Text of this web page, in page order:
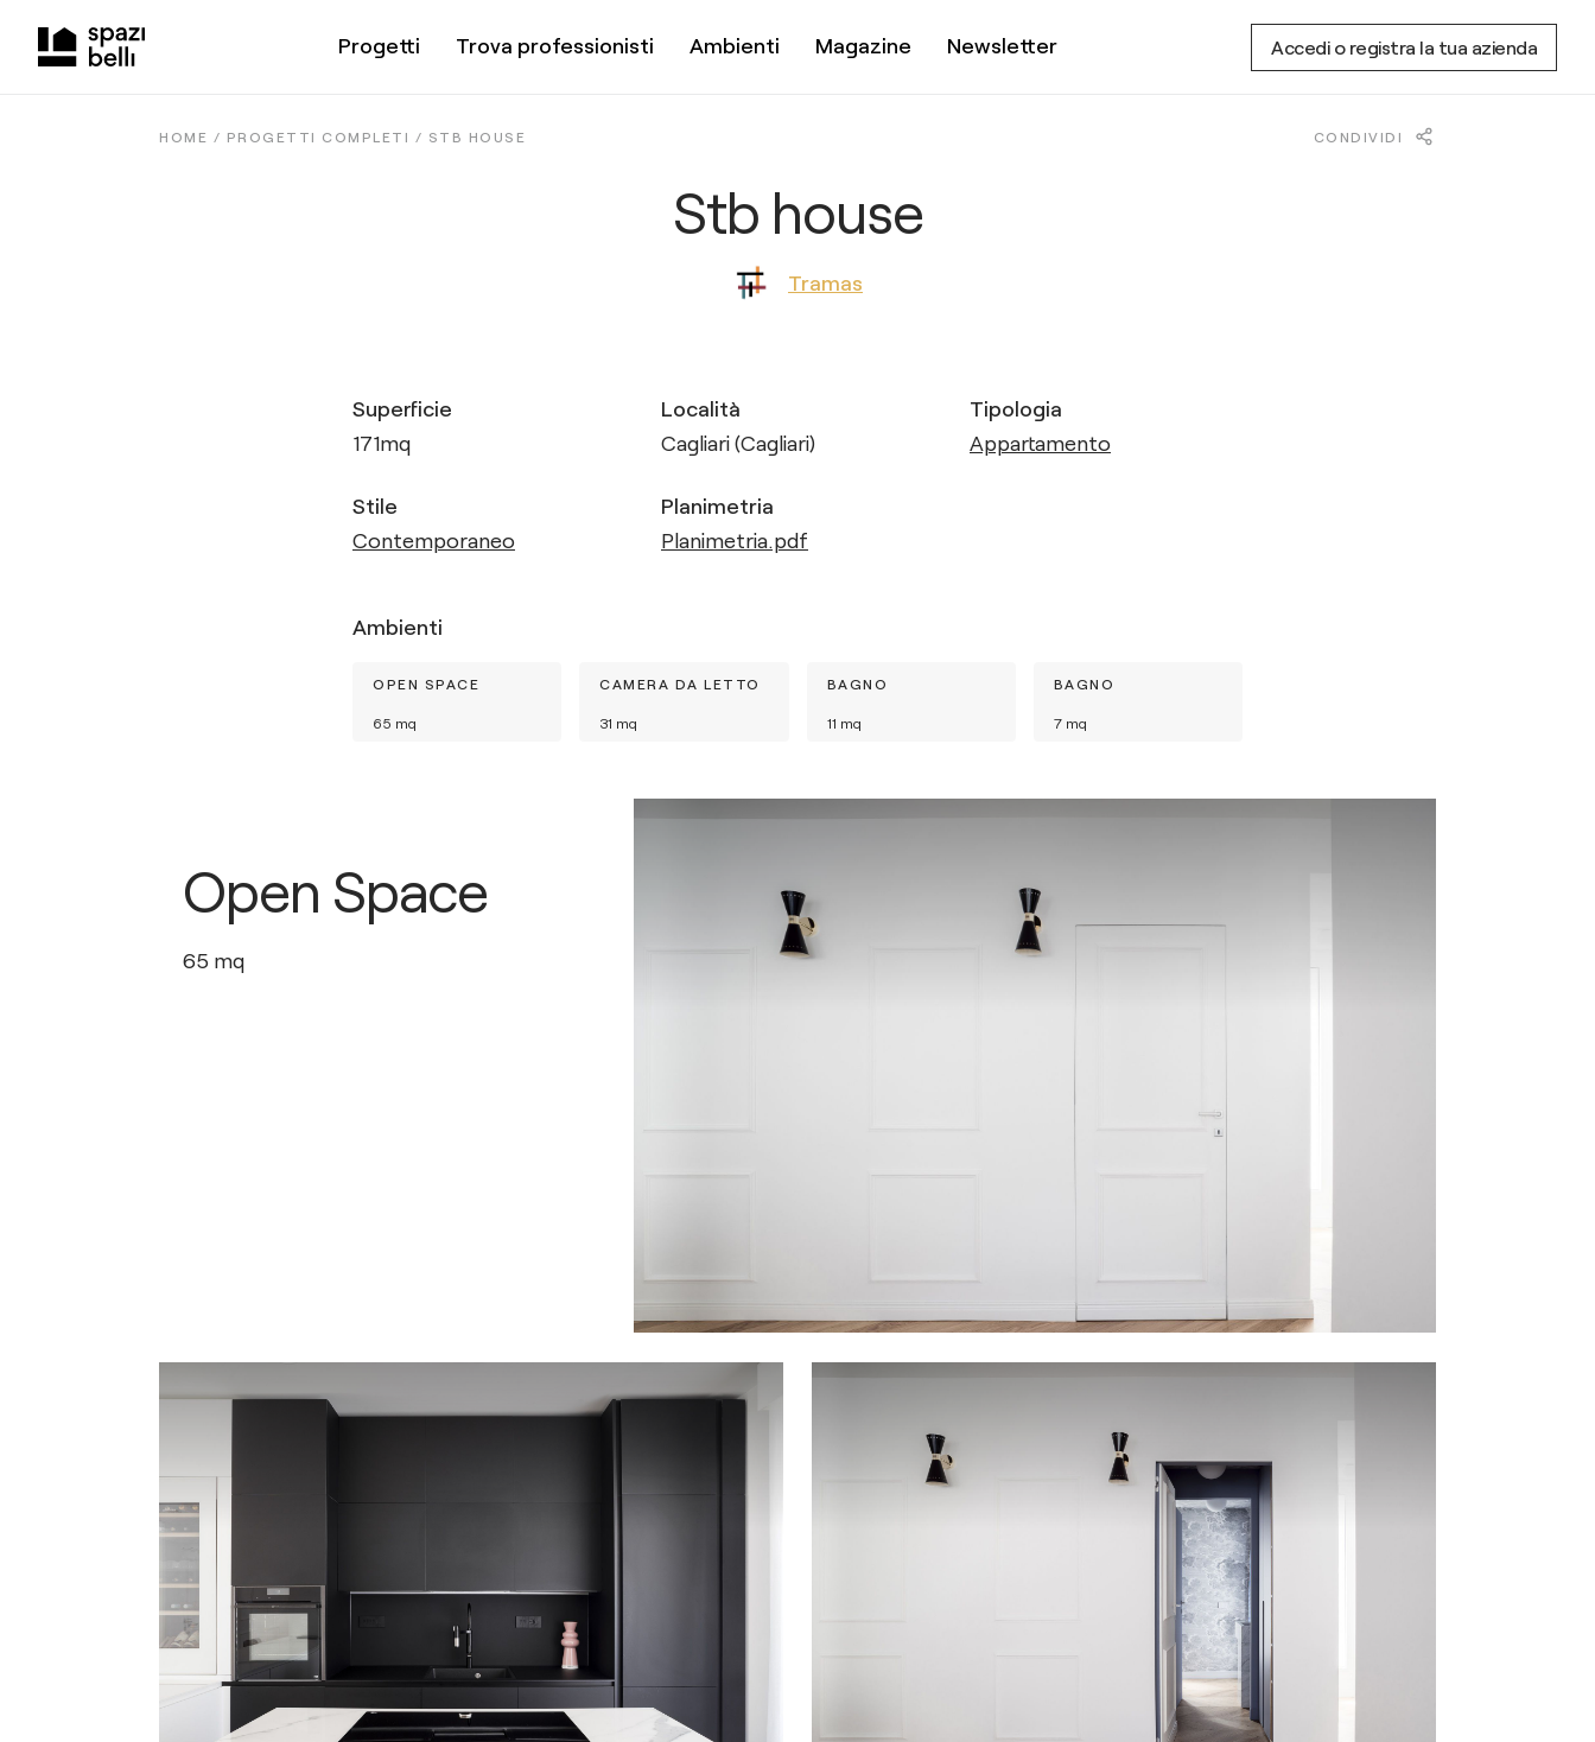
Progetti Trova professionisti Ambienti Magazine Newsletter Accedi o registra la tua azienda
HOME / PROGETTI COMPLETI / STB HOUSE CONDIVIDI
Stb house
Tramas
Superficie
171mq
Località
Cagliari (Cagliari)
Tipologia
Appartamento
Stile
Contemporaneo
Planimetria
Planimetria.pdf
Ambienti
OPEN SPACE
65 mq
CAMERA DA LETTO
31 mq
BAGNO
11 mq
BAGNO
7mq
Open Space
65 mq